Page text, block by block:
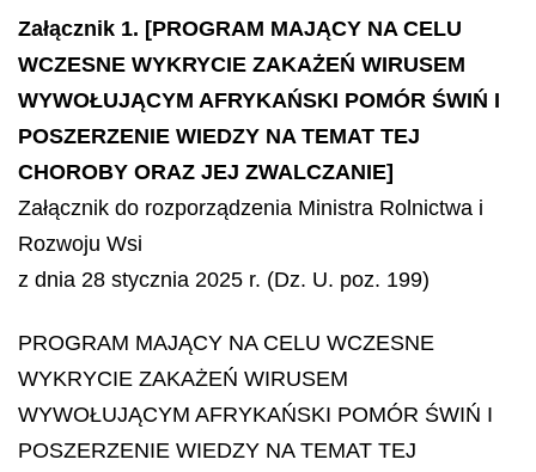
Załącznik 1. [PROGRAM MAJĄCY NA CELU
WCZESNE WYKRYCIE ZAKAŻEŃ WIRUSEM
WYWOŁUJĄCYM AFRYKAŃSKI POMÓR ŚWIŃ I
POSZERZENIE WIEDZY NA TEMAT TEJ
CHOROBY ORAZ JEJ ZWALCZANIE]
Załącznik do rozporządzenia Ministra Rolnictwa i
Rozwoju Wsi
z dnia 28 stycznia 2025 r. (Dz. U. poz. 199)
PROGRAM MAJĄCY NA CELU WCZESNE
WYKRYCIE ZAKAŻEŃ WIRUSEM
WYWOŁUJĄCYM AFRYKAŃSKI POMÓR ŚWIŃ I
POSZERZENIE WIEDZY NA TEMAT TEJ